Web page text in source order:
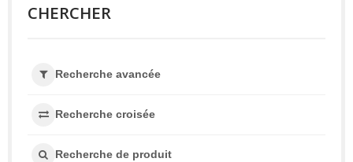
CHERCHER
Recherche avancée
Recherche croisée
Recherche de produit